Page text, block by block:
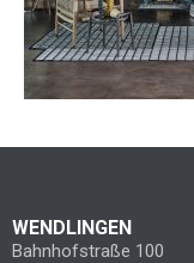
WENDLINGEN
Bahnhofstraße 100